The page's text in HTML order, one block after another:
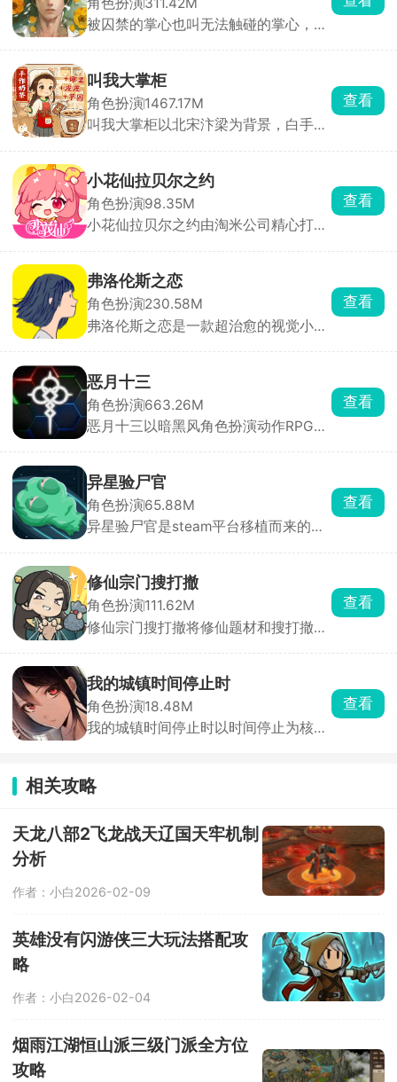
被囚禁的掌心也叫无法触碰的掌心，玩
恋爱故事。通过独特的体感式触碰玩
法，只需将手掌或额头轻贴手机屏幕，
即可与男主深情互动。游戏内，监视玩
法增添趣味，观察男主房间、触摸互
叫我大掌柜
角色扮演1467.17M
叫我大掌柜以北宋汴梁为背景，白手起
的商业巨头。从最基础的钱庄、包子铺
开始，逐步解锁医馆、客栈、当铺、书
局、香店、镖局等几十种店铺，最终称
霸商界。
查看
小花仙拉贝尔之约
角色扮演98.35M
小花仙拉贝尔之约由淘米公司精心打
式二次元的唯美画风，营造出出色质
感，带你沉浸闲适世界。它完美移植小
花仙内容玩法，以花仙世界为背景，融
合种植、剧情、换装等丰富元素。
查看
弗洛伦斯之恋
角色扮演230.58M
弗洛伦斯之恋是一款超治愈的视觉小说
本是平淡无奇的日常生活，因为那个会
拉大提琴的男孩的出现，世界仿佛多了
不少色彩，相识、相恋最后相爱，但是
浪漫的爱情很短暂，两条平行线有了交
中穿插了不少玩法，有拼图、有解谜，
根据当下剧情和环境做出你的判断。
查看
恶月十三
角色扮演663.26M
恶月十三以暗黑风角色扮演动作RPG为
4打造，背景设定在特拉温黑暗玄幻世
界，玩家需阻止神蛇恶魔复活。战斗系
统高度还原暗黑魂系风格，怪物密度
高、战斗紧凑，BOSS战节奏紧张，输
查看
异星验尸官
角色扮演65.88M
异星验尸官是steam平台移植而来的科
过解剖外星人尸体探寻死亡真相。游戏
中，你可以不受时间限制地细致观察尸
体，搜索数据库了解外星种族特征，分
析器官状况，确定死者身份。游戏设定
查看
修仙宗门搜打撤
角色扮演111.62M
修仙宗门搜打撤将修仙题材和搜打撤玩
子，组建探险小队深入随机生成的秘
境。秘境地图、怪物分布、宝箱位置每
局不同，告别重复推图。弟子的唯一价
值就是替你探路、搬资源，打得过就搜
查看
我的城镇时间停止时
角色扮演18.48M
我的城镇时间停止时以时间停止为核心
果时间真的停止了，整个世界只剩你还
能自由行动。游戏围绕这一独特设定展
与定格的人们之间发生怎样的故事，全
由你决定。
查看
相关攻略
天龙八部2飞龙战天辽国天牢机制
分析
作者：小白2026-02-09
英雄没有闪游侠三大玩法搭配攻
略
作者：小白2026-02-04
烟雨江湖恒山派三级门派全方位
攻略